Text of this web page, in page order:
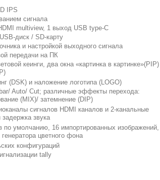
IPS
сигнала
multiview, 1 выход USB type-C
диск / SD-карту
и настройкой выходного сигнала
передачи на ПК
кеинги, два окна «картинка в картинке»(PIP)
(DSK) и наложение логотипа (LOGO)
Auto/ Cut; различные эффекты перехода:
(MIX)/ затемнение (DIP)
сигналов HDMI каналов и 2-канальные
звука
по умолчанию, 16 импортированных изображений,
цветного фона
конфигураций
tally